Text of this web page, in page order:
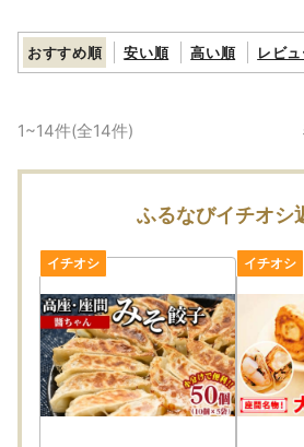
おすすめ順 安い順 高い順 レビ
1~14件(全14件)
ふるなびイチオシ